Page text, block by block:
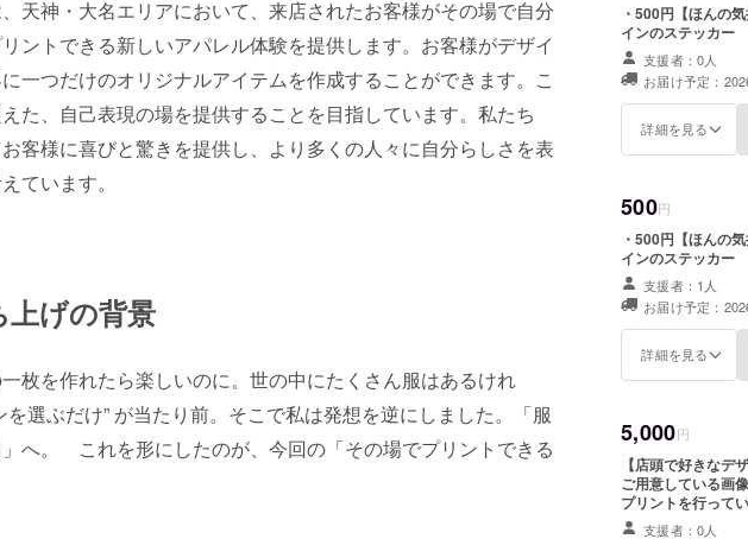
天神・大名エリアにおいて、来店されたお客様がその場で自分
ントできる新しいアパレル体験を提供します。お客様がデザイ
一つだけのオリジナルアイテムを作成することができます。こ
た、自己表現の場を提供することを目指しています。私たち
客様に喜びと驚きを提供し、より多くの人々に自分らしさを表
ています。
げの背景
枚を作れたら楽しいのに。世の中にたくさん服はあるけれ
を選ぶだけ” が当たり前。そこで私は発想を逆にしました。「服
へ。 これを形にしたのが、今回の「その場でプリントできる
・500円【ほんの
インのステッカー
支援者：0人
お届け予定：
詳細を見る
500円
・500円【ほんの
インのステッカー
支援者：1人
お届け予定：
詳細を見る
5,000円
【店頭で好きなデ
ご用意している画
プリントを行って
験場所：未定 対象
支援者：0人